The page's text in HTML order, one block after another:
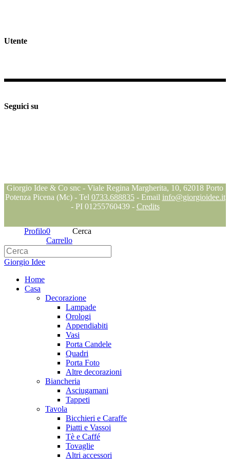
Utente
Seguici su
Giorgio Idee & Co snc - Viale Regina Margherita, 10, 62018 Porto
Potenza Picena (Mc) - Tel 0733.688835- Email info@giorgioidee.it
- PI 01255760439 - Credits
Profilo0
Carrello
Cerca
Giorgio Idee
Home
Casa
Decorazione
Lampade
Orologi
Appendiabiti
Vasi
Porta Candele
Quadri
Porta Foto
Altre decorazioni
Biancheria
Asciugamani
Tappeti
Tavola
Bicchieri e Caraffe
Piatti e Vassoi
Tè e Caffé
Tovaglie
Altri accessori